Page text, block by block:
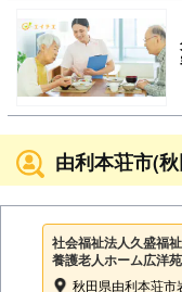
由利本荘市(
社会福祉法人久盛福
養護老人ホーム広洋苑